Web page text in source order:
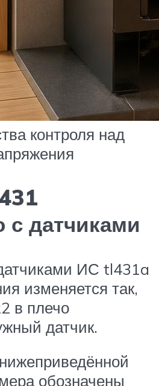
контроля над
с датчиками
ИС tl431a
изменяется так,
в плечо
датчик.
обозначены